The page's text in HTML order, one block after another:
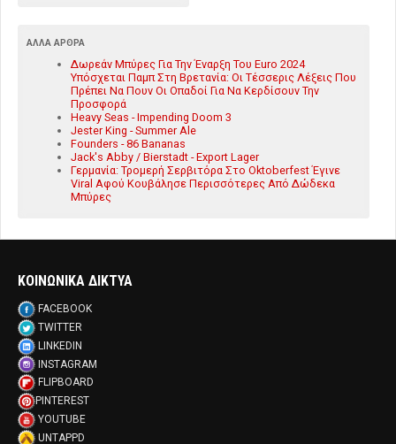
ΆΛΛΑ ΆΡΘΡΑ
Δωρεάν Μπύρες Για Την Έναρξη Του Euro 2024
Υπόσχεται Παμπ Στη Βρετανία: Οι Τέσσερις Λέξεις Που
Πρέπει Να Πουν Οι Οπαδοί Για Να Κερδίσουν Την
Προσφορά
Heavy Seas - Impending Doom 3
Jester King - Summer Ale
Founders - 86 Bananas
Jack's Abby / Bierstadt - Export Lager
Γερμανία: Τρομερή Σερβιτόρα Στο Oktoberfest Έγινε
Viral Αφού Κουβάλησε Περισσότερες Από Δώδεκα
Μπύρες
ΚΟΙΝΩΝΙΚΑ ΔΙΚΤΥΑ
FACEBOOK
TWITTER
LINKEDIN
INSTAGRAM
FLIPBOARD
PINTEREST
YOUTUBE
UNTAPPD